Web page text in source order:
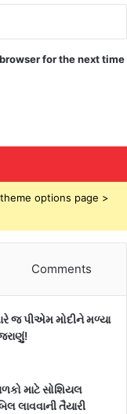
for the next time
options page >
Comments
જ પીએમ મોદીને મળ્યા
માટે સોશિયલ
લાવવાની તૈયારી